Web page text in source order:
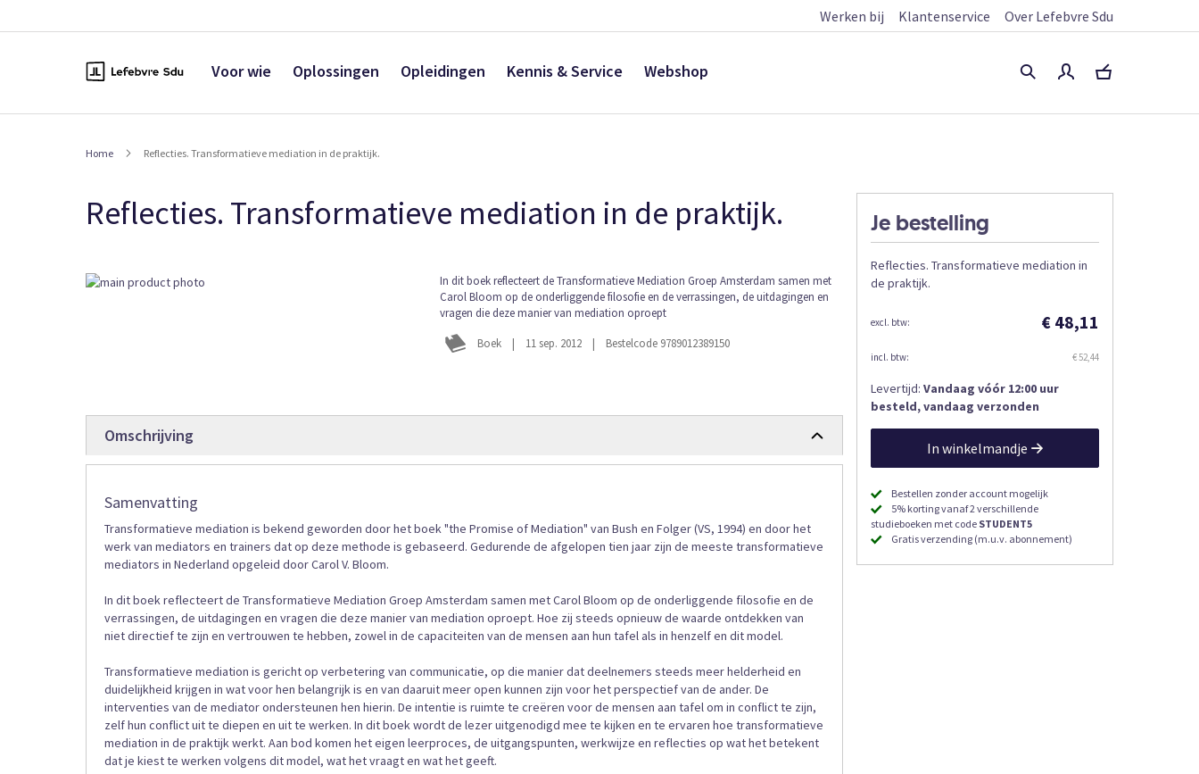
Werken bij Klantenservice Over Lefebvre Sdu
Voor wie Oplossingen Opleidingen Kennis & Service Webshop
Home Reflecties. Transformatieve mediation in de praktijk.
Reflecties. Transformatieve mediation in de praktijk. Je bestelling
Reflecties. Transformatieve mediation in
de praktijk.
€ 48,11
€ 52,44
Levertijd: Vandaag vóór 12:00 uur
besteld, vandaag verzonden
In winkelmandje
Bestellen zonder account mogelijk
5% korting vanaf 2 verschillende
studieboeken met code STUDENT5
Gratis verzending (m.u.v. abonnement)
Ga
Boek | 11 sep. 2012 | Bestelcode 9789012389150
Ga
naar
het
begin
In dit boek reflecteert de Transformatieve Mediation Groep Amsterdam samen met
Carol Bloom op de onderliggende filosofie en de verrassingen, de uitdagingen en
vragen die deze manier van mediation oproept
Omschrijving
Samenvatting
Transformatieve mediation is bekend geworden door het boek "the Promise of Mediation" van Bush en Folger (VS, 1994) en door het
werk van mediators en trainers dat op deze methode is gebaseerd. Gedurende de afgelopen tien jaar zijn de meeste transformatieve
mediators in Nederland opgeleid door Carol V. Bloom.
In dit boek reflecteert de Transformatieve Mediation Groep Amsterdam samen met Carol Bloom op de onderliggende filosofie en de
verrassingen, de uitdagingen en vragen die deze manier van mediation oproept. Hoe zij steeds opnieuw de waarde ontdekken van
niet directief te zijn en vertrouwen te hebben, zowel in de capaciteiten van de mensen aan hun tafel als in henzelf en dit model.
Transformatieve mediation is gericht op verbetering van communicatie, op die manier dat deelnemers steeds meer helderheid en
duidelijkheid krijgen in wat voor hen belangrijk is en van daaruit meer open kunnen zijn voor het perspectief van de ander. De
interventies van de mediator ondersteunen hen hierin. De intentie is ruimte te creëren voor de mensen aan tafel om in conflict te zijn,
zelf hun conflict uit te diepen en uit te werken. In dit boek wordt de lezer uitgenodigd mee te kijken en te ervaren hoe transformatieve
mediation in de praktijk werkt. Aan bod komen het eigen leerproces, de uitgangspunten, werkwijze en reflecties op wat het betekent
dat je kiest te werken volgens dit model, wat het vraagt en wat het geeft.